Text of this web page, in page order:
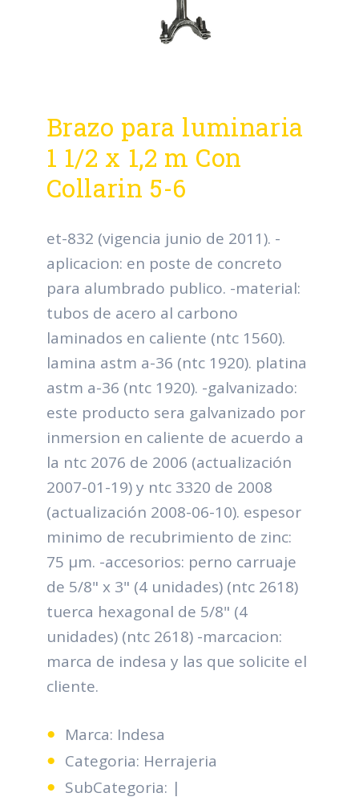
Brazo para luminaria
1 1/2 x 1,2 m Con
Collarin 5-6
et-832 (vigencia junio de 2011). -
aplicacion: en poste de concreto
para alumbrado publico. -material:
tubos de acero al carbono
laminados en caliente (ntc 1560).
lamina astm a-36 (ntc 1920). platina
astm a-36 (ntc 1920). -galvanizado:
este producto sera galvanizado por
inmersion en caliente de acuerdo a
la ntc 2076 de 2006 (actualización
2007-01-19) y ntc 3320 de 2008
(actualización 2008-06-10). espesor
minimo de recubrimiento de zinc:
75 μm. -accesorios: perno carruaje
de 5/8" x 3" (4 unidades) (ntc 2618)
tuerca hexagonal de 5/8" (4
unidades) (ntc 2618) -marcacion:
marca de indesa y las que solicite el
cliente.
Marca: Indesa
Categoria: Herrajeria
SubCategoria: |